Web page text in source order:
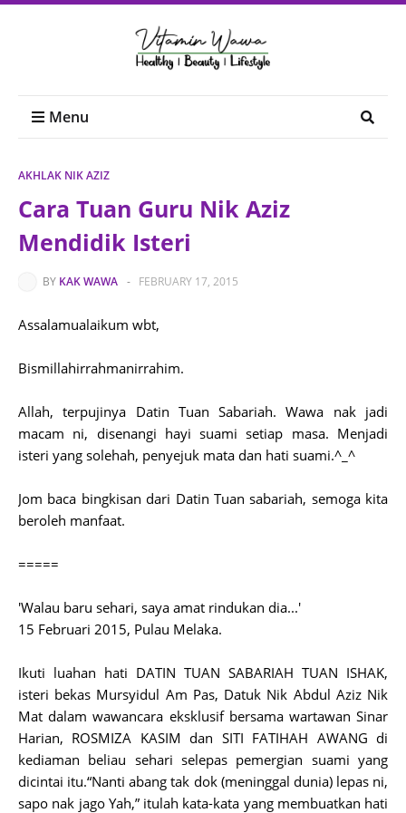
Menu
AKHLAK NIK AZIZ
Cara Tuan Guru Nik Aziz
Mendidik Isteri
BY KAK WAWA - FEBRUARY 17, 2015
Assalamualaikum wbt,
Bismillahirrahmanirrahim.
Allah, terpujinya Datin Tuan Sabariah. Wawa nak jadi
macam ni, disenangi hayi suami setiap masa. Menjadi
isteri yang solehah, penyejuk mata dan hati suami.^_^
Jom baca bingkisan dari Datin Tuan sabariah, semoga kita
beroleh manfaat.
=====
'Walau baru sehari, saya amat rindukan dia...'
15 Februari 2015, Pulau Melaka.
Ikuti luahan hati DATIN TUAN SABARIAH TUAN ISHAK,
isteri bekas Mursyidul Am Pas, Datuk Nik Abdul Aziz Nik
Mat dalam wawancara eksklusif bersama wartawan Sinar
Harian, ROSMIZA KASIM dan SITI FATIHAH AWANG di
kediaman beliau sehari selepas pemergian suami yang
dicintai itu.“Nanti abang tak dok (meninggal dunia) lepas ni,
sapo nak jago Yah,” itulah kata-kata yang membuatkan hati